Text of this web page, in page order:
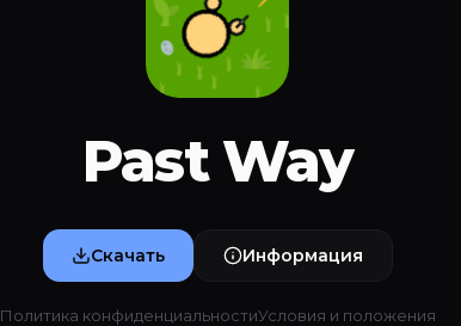
Past Way
Скачать Информация
Политика конфиденциальностиУсловия и положения